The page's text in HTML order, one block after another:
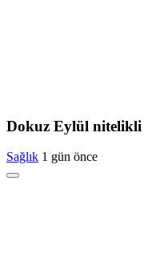
Dokuz Eylül
Sağlık 1 gün önce